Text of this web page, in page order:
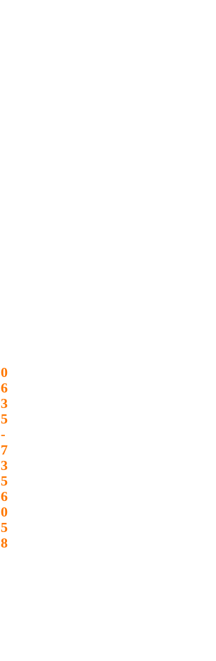
0
6
3
5
-
7
3
5
6
0
5
8